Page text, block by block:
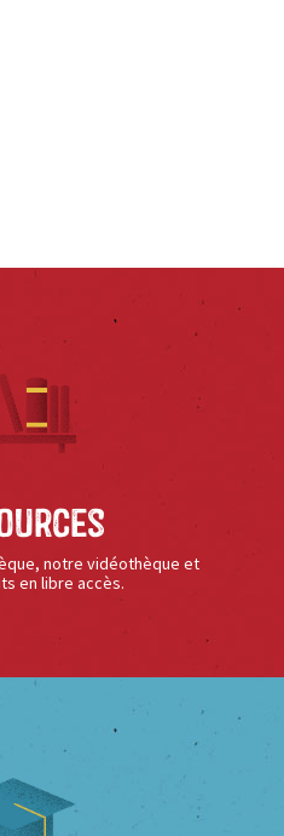
notre vidéothèque et
en libre accès.